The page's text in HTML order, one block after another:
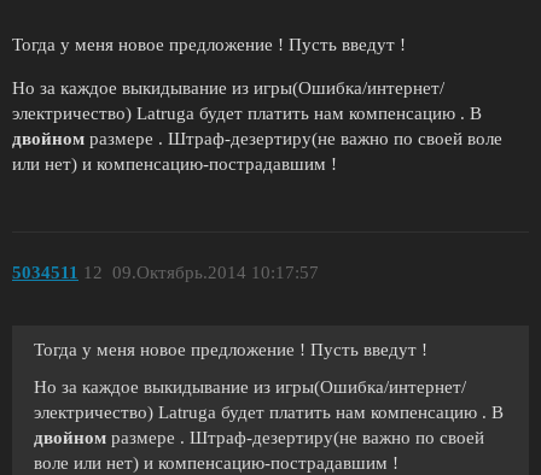
Тогда у меня новое предложение ! Пусть введут !
Но за каждое выкидывание из игры(Ошибка/интернет/
электричество) Latruga будет платить нам компенсацию . В
двойном размере . Штраф-дезертиру(не важно по своей воле
или нет) и компенсацию-пострадавшим !
5034511 09.Октябрь.2014 10:17:57
12
Тогда у меня новое предложение ! Пусть введут !
Но за каждое выкидывание из игры(Ошибка/интернет/
электричество) Latruga будет платить нам компенсацию . В
двойном размере . Штраф-дезертиру(не важно по своей
воле или нет) и компенсацию-пострадавшим !